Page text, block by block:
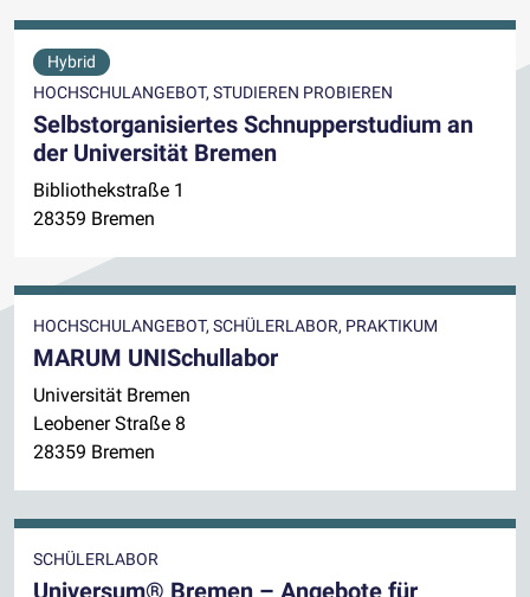
Hybrid
HOCHSCHULANGEBOT, STUDIEREN PROBIEREN
Selbstorganisiertes Schnupperstudium an
der Universität Bremen
Bibliothekstraße 1
28359 Bremen
HOCHSCHULANGEBOT, SCHÜLERLABOR, PRAKTIKUM
MARUM UNISchullabor
Universität Bremen
Leo­be­ner Straße 8
28359 Bremen
SCHÜLERLABOR